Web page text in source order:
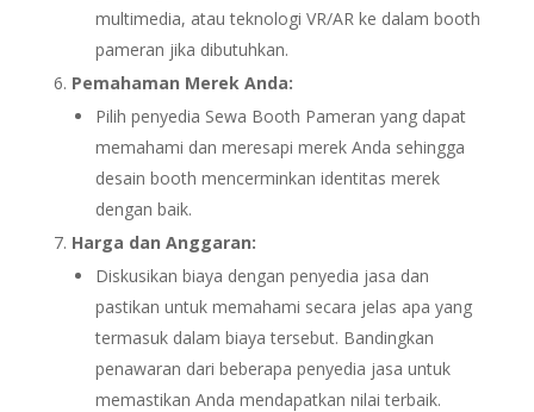
multimedia, atau teknologi VR/AR ke dalam booth
pameran jika dibutuhkan.
Pemahaman Merek Anda:
Pilih penyedia Sewa Booth Pameran yang dapat
memahami dan meresapi merek Anda sehingga
desain booth mencerminkan identitas merek
dengan baik.
Harga dan Anggaran:
Diskusikan biaya dengan penyedia jasa dan
pastikan untuk memahami secara jelas apa yang
termasuk dalam biaya tersebut. Bandingkan
penawaran dari beberapa penyedia jasa untuk
memastikan Anda mendapatkan nilai terbaik.